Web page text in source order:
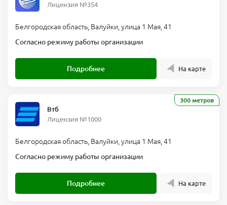
Лицензия №354
Белгородская область, Валуйки, улица 1 Мая, 41
Согласно режиму работы организации
Подробнее На карте
300 метров
Втб
Лицензия №1000
Белгородская область, Валуйки, улица 1 Мая, 41
Согласно режиму работы организации
Подробнее На карте